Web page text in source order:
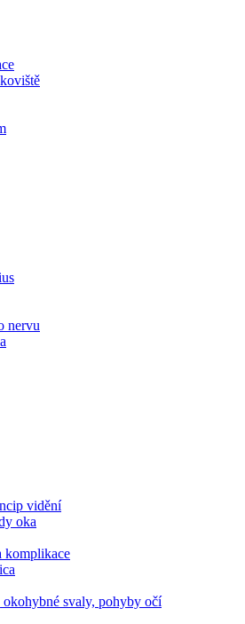
nervu
vidění
oka
komplikace
svaly, pohyby očí